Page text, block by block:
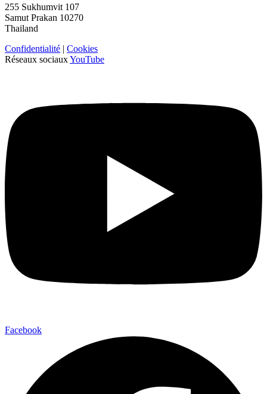
255 Sukhumvit 107
Samut Prakan 10270
Thailand
Confidentialité | Cookies
Réseaux sociauxYouTube
Facebook